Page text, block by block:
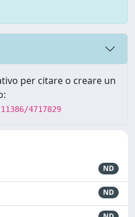
per citare o creare un
4717829
ND
ND